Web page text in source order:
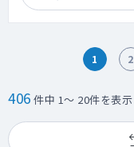
1 2
406 件中 1～ 20件を表示